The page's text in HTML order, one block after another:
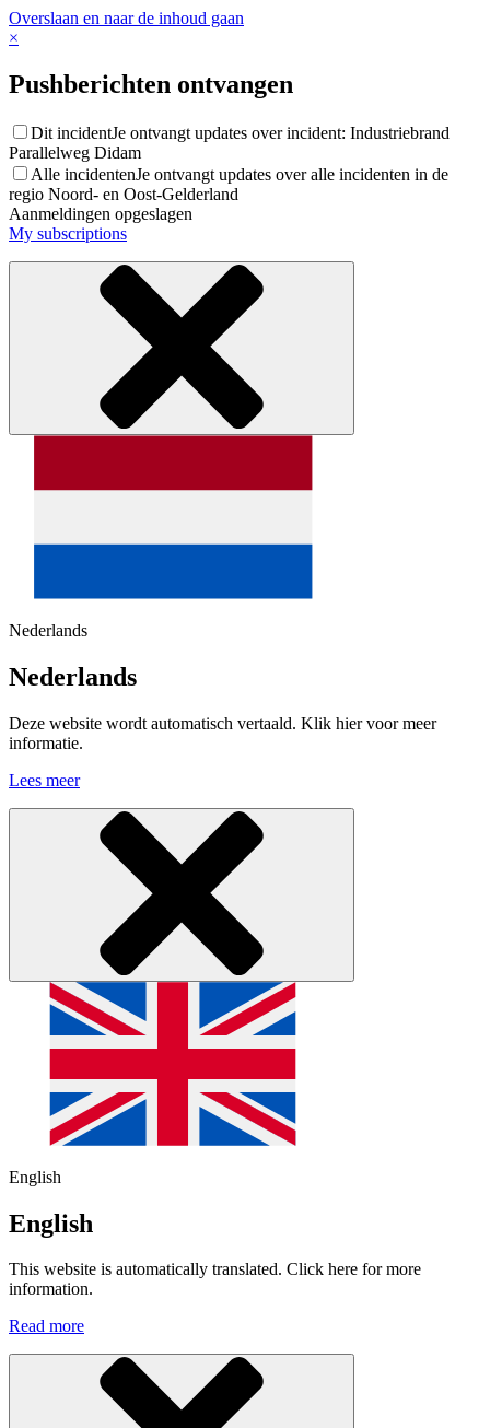
Overslaan en naar de inhoud gaan
×
Pushberichten ontvangen
Dit incidentJe ontvangt updates over incident: Industriebrand
Parallelweg Didam
Alle incidentenJe ontvangt updates over alle incidenten in de
regio Noord- en Oost-Gelderland
Aanmeldingen opgeslagen
My subscriptions
Nederlands
Nederlands
Deze website wordt automatisch vertaald. Klik hier voor meer
informatie.
Lees meer
English
English
This website is automatically translated. Click here for more
information.
Read more